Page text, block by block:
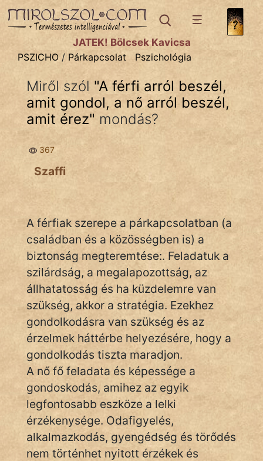
PSZICHOtémák:
Asztrológia
Gyerekpszicho
Párkapcsolat
Pszichológia
Tanmese
IRODALOM
SZÓLÁS
És
KÖZMONDÁS
PSZICHO
ZENE
FILM
ÉLETMÓD
MAGYARSÁG
És
TÖRTÉNELEM
JÁTÉK! Bölcsek Kavicsa
PSZICHO / Párkapcsolat Pszichológia
Miről szól "A férfi arról beszél,
amit gondol, a nő arról beszél,
amit érez" mondás?
367
Szaffi
A férfiak szerepe a párkapcsolatban (a
családban és a közösségben is) a
biztonság megteremtése:. Feladatuk a
szilárdság, a megalapozottság, az
állhatatosság és ha küzdelemre van
szükség, akkor a stratégia. Ezekhez
gondolkodásra van szükség és az
érzelmek háttérbe helyezésére, hogy a
gondolkodás tiszta maradjon.
A nő fő feladata és képessége a
gondoskodás, amihez az egyik
legfontosabb eszköze a lelki
érzékenysége. Odafigyelés,
alkalmazkodás, gyengédség és törődés
nem történhet nyitott érzékek és